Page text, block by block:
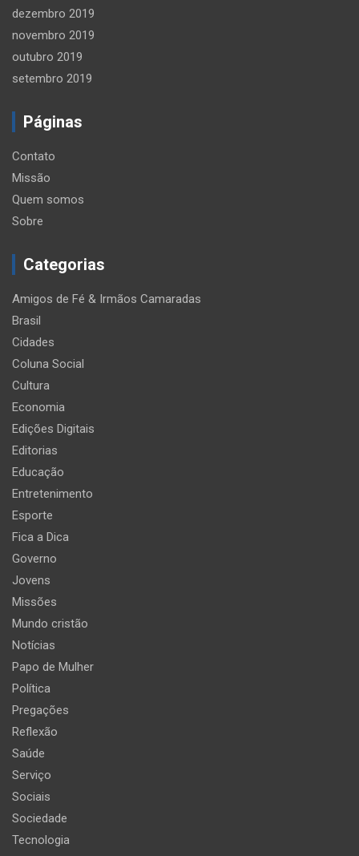
dezembro 2019
novembro 2019
outubro 2019
setembro 2019
Páginas
Contato
Missão
Quem somos
Sobre
Categorias
Amigos de Fé & Irmãos Camaradas
Brasil
Cidades
Coluna Social
Cultura
Economia
Edições Digitais
Editorias
Educação
Entretenimento
Esporte
Fica a Dica
Governo
Jovens
Missões
Mundo cristão
Notícias
Papo de Mulher
Política
Pregações
Reflexão
Saúde
Serviço
Sociais
Sociedade
Tecnologia